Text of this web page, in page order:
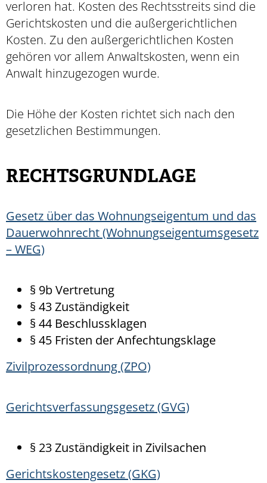
verloren hat. Kosten des Rechtsstreits sind die
Gerichtskosten und die außergerichtlichen
Kosten. Zu den außergerichtlichen Kosten
gehören vor allem Anwaltskosten, wenn ein
Anwalt hinzugezogen wurde.
Die Höhe der Kosten richtet sich nach den
gesetzlichen Bestimmungen.
RECHTSGRUNDLAGE
Gesetz über das Wohnungseigentum und das
Dauerwohnrecht (Wohnungseigentumsgesetz
– WEG)
§ 9b Vertretung
§ 43 Zuständigkeit
§ 44 Beschlussklagen
§ 45 Fristen der Anfechtungsklage
Zivilprozessordnung (ZPO)
Gerichtsverfassungsgesetz (GVG)
§ 23 Zuständigkeit in Zivilsachen
Gerichtskostengesetz (GKG)